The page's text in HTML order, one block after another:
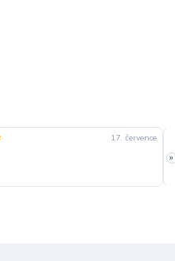
17. července
»